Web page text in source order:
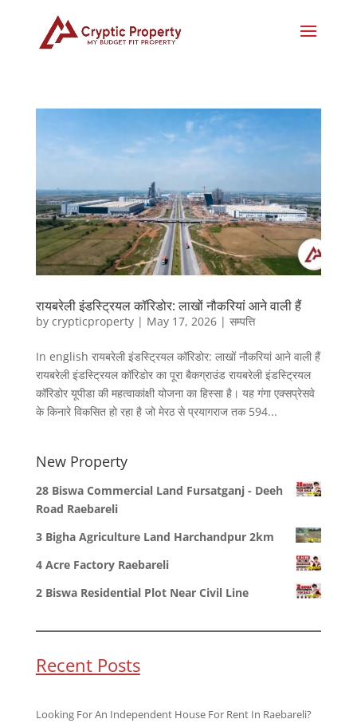
रायबरेली इंडस्ट्रियल कॉरिडोर: लाखों नौकरियां आने वाली हैं
by crypticproperty| May 17, 2026| सम्पत्ति
In english रायबरेली इंडस्ट्रियल कॉरिडोर: लाखों नौकरियां आने वाली हैं
रायबरेली इंडस्ट्रियल कॉरिडोर का पूरा बैकग्राउंड रायबरेली इंडस्ट्रियल
कॉरिडोर यूपीडा की महत्वाकांक्षी योजना का हिस्सा है। यह गंगा एक्सप्रेसवे
के किनारे विकसित हो रहा है जो मेरठ से प्रयागराज तक 594...
New Property
28 Biswa Commercial Land Fursatganj - Deeh
Road Raebareli
3 Bigha Agriculture Land Harchandpur 2km
4 Acre Factory Raebareli
2 Biswa Residential Plot Near Civil Line
Recent Posts
Looking For An Independent House For Rent In Raebareli?